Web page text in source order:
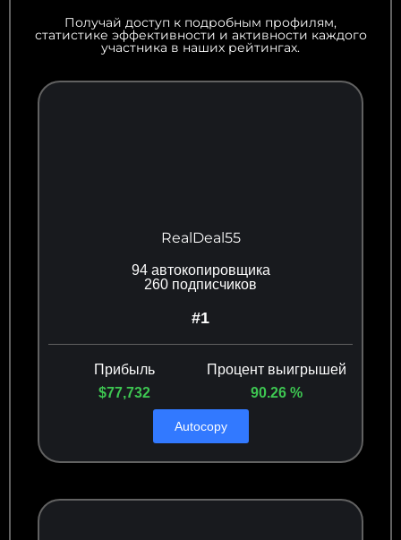
Получай доступ к подробным профилям,
статистике эффективности и активности каждого
участника в наших рейтингах.
RealDeal55
94 автокопировщика
260 подписчиков
#1
Прибыль
Процент выигрышей
$77,732
90.26 %
Autocopy